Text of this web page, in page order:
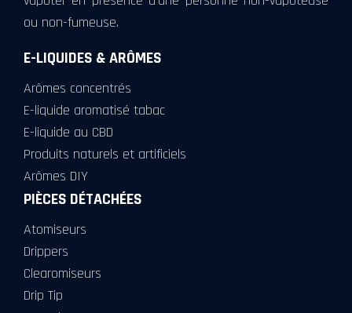
ou non-fumeuse.
E-LIQUIDES & ARÔMES
Arômes concentrés
E-liquide aromatisé tabac
E-liquide au CBD
Produits naturels et artificiels
Arômes DIY
PIÈCES DÉTACHÉES
Atomiseurs
Drippers
Clearomiseurs
Drip Tip